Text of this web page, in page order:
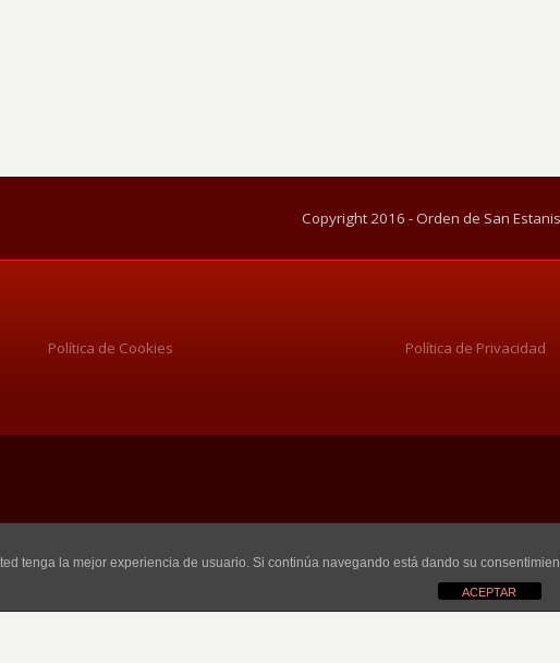
Copyright 2016 - Orden de San
Política de Cookies Política de Privacidad
tenga la mejor experiencia de usuario. Si continúa navegando está dando su
ACEPTAR